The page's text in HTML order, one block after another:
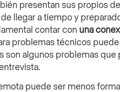
presentan sus propios
llegar a tiempo y
contar con una
problemas técnicos
son algunos problemas
puede ser menos